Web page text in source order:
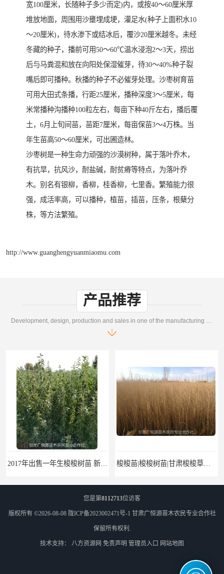
宽100厘米，长随种子多少而定)内，或按40～60厘米厚
堆放地面，周围用沙壅埋成埂，灌足水(种子上面积水10
～20厘米)，待水渗下或结冰后，覆沙20厘米越冬。未经
冬藏的种子，播前可用50～60℃温水浸泡2～3天，捞出
后与马粪混和放在向阳处保湿催芽，待30～40%种子裂
嘴后即可播种。秋播的种子不必催芽处理。沙枣树育苗
可用大田式条播，行距25厘米，播种深度3～5厘米，每
米常播种沟播种100粒左右，每亩下种40斤左右，播后覆
土，6月上旬间苗，苗距7厘米，每亩保苗3～4万株。当
年生苗高50～60厘米，可出圃造林。
沙枣树是一种生命力顽强的沙漠树种，属于落叶乔木，
有抗旱，抗风沙，耐盐碱，耐贫瘠等特点，为落叶乔
木。别名有银柳，香柳，桂香柳，七里香。繁殖能力很
强，成活率高，可以播种，植苗，插苗，压条，根蘖分
株，等方法繁殖。
http://www.guanghengyuanmiaomu.com
产品推荐
2017年出售一年生梭梭树苗 新疆梭梭沙地绿化种植肉苁蓉 梭梭苗|梭梭树苗|甘肃梭梭草种植基地|广恒源苗木基地
您是第8112713位访客
版权所有 ©2026-08-08 陇ICP备2023002471号-1 甘肃广恒源苗木农民专业合作社
保留所有权利.
技术支持： 八方资源网 免责声明 管理员入口 网站地图